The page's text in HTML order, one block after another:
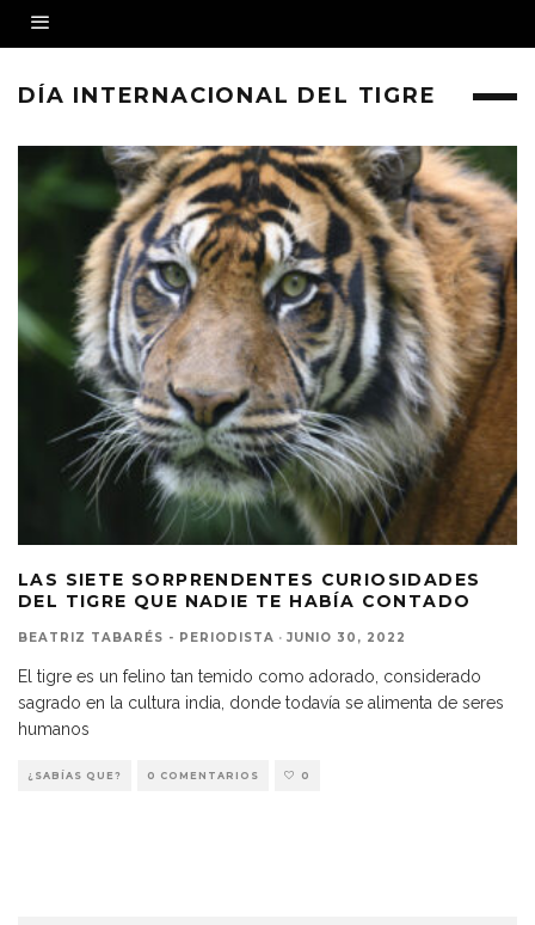
DÍA INTERNACIONAL DEL TIGRE
LAS SIETE SORPRENDENTES CURIOSIDADES
DEL TIGRE QUE NADIE TE HABÍA CONTADO
BEATRIZ TABARÉS - PERIODISTA · JUNIO 30, 2022
El tigre es un felino tan temido como adorado, considerado
sagrado en la cultura india, donde todavía se alimenta de seres
humanos
¿SABÍAS QUE? 0 COMENTARIOS 0